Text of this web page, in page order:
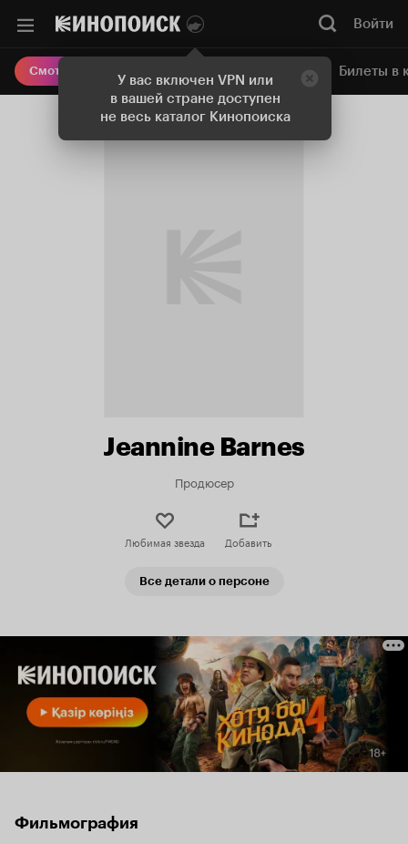
У вас включен VPN или
в вашей стране доступен
не весь каталог Кинопоиска
Войти
Смотреть кино Онлайн-кинотеатр Билеты в
Jeannine Barnes
Продюсер
Любимая звезда Добавить
Все детали о персоне
Фильмография